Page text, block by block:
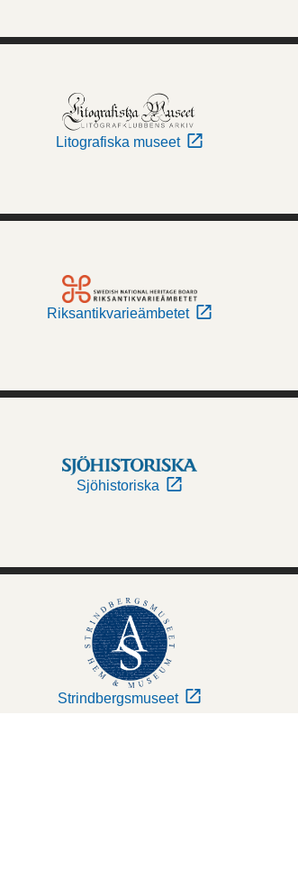
Litografiska museet
Riksantikvarieämbetet
Sjöhistoriska
Strindbergsmuseet